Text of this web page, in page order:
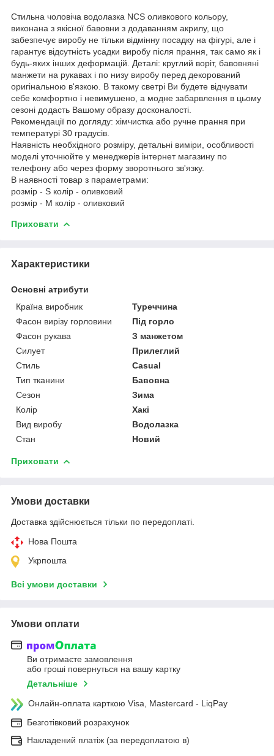
Стильна чоловіча водолазка NCS оливкового кольору,
виконана з якісної бавовни з додаванням акрилу, що
забезпечує виробу не тільки відмінну посадку на фігурі, але і
гарантує відсутність усадки виробу після прання, так само як і
будь-яких інших деформацій. Деталі: круглий воріт, бавовняні
манжети на рукавах і по низу виробу перед декорований
оригінальною в'язкою. В такому светрі Ви будете відчувати
себе комфортно і невимушено, а модне забарвлення в цьому
сезоні додасть Вашому образу досконалості.
Рекомендації по догляду: хімчистка або ручне прання при
температурі 30 градусів.
Наявність необхідного розміру, детальні виміри, особливості
моделі уточнюйте у менеджерів інтернет магазину по
телефону або через форму зворотнього зв'язку.
В наявності товар з параметрами:
розмір - S колір - оливковий
розмір - M колір - оливковий
Приховати
Характеристики
Основні атрибути
Країна виробник
Туреччина
Фасон вирізу горловини
Під горло
Фасон рукава
З манжетом
Силует
Прилеглий
Стиль
Casual
Тип тканини
Бавовна
Сезон
Зима
Колір
Хакі
Вид виробу
Водолазка
Стан
Новий
Приховати
Умови доставки
Доставка здійснюється тільки по передоплаті.
Нова Пошта
Укрпошта
Всі умови доставки
Умови оплати
Ви отримаєте замовлення
або гроші повернуться на вашу картку
Детальніше
Онлайн-оплата карткою Visa, Mastercard - LiqPay
Безготівковий розрахунок
Накладений платіж (за передоплатою в)